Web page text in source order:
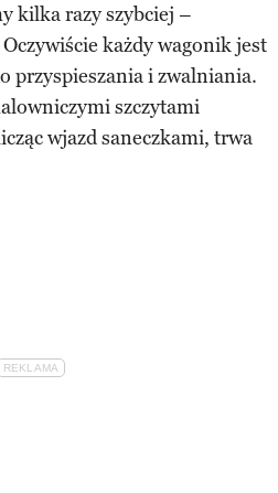
kilka razy szybciej –
Oczywiście każdy wagonik jest
przyspieszania i zwalniania.
szczytami
wjazd saneczkami, trwa